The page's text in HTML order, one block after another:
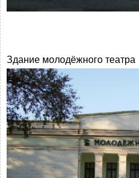
Здание молодёжного театра